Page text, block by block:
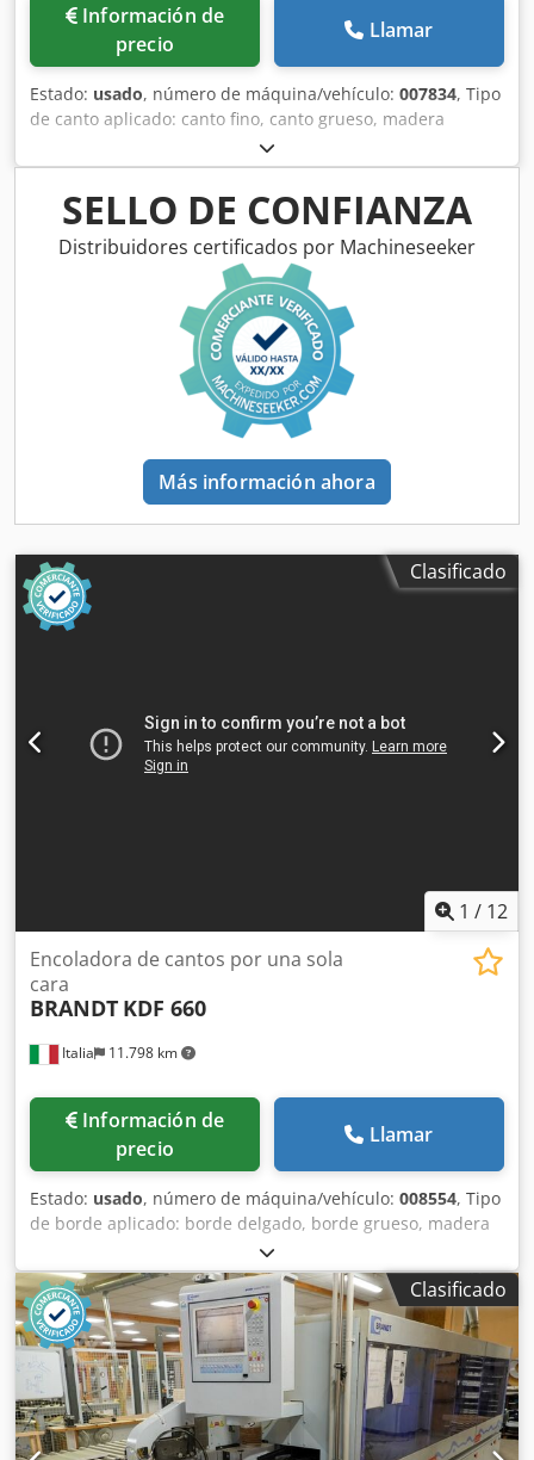
Información de
precio
Llamar
Estado: usado, número de máquina/vehículo: 007834, Tipo
de canto aplicado: canto fino, canto grueso, madera
maciza Sistema de encolado: EVA, aire caliente Fresado
previo: sí Unidad multifunción: sí Chedpev Sf I Ejfx Alyea
Velocidad máxima de avance: 18 m/min Espesor máximo
del panel: 60 mm Unidades de trabajo: 8 uds.
SELLO DE CONFIANZA
Distribuidores certificados por Machineseeker
Más información ahora
Clasificado
1 / 12
Italia 11.798 km
Encoladora de cantos por una sola
cara
BRANDT KDF 660
Información de
precio
Llamar
Estado: usado, número de máquina/vehículo: 008554, Tipo
de borde aplicado: borde delgado, borde grueso, madera
maciza. Cjdpjzg D Ezjfx Alysha Sistema de encolado: EVA.
Fresado para ensamblaje: sí. Unidad multifuncional: sí.
Velocidad máxima de avance: 16 m/min. Grosor máximo de
la placa: 60 mm. Unidades de trabajo: 8 unidades.
Clasificado